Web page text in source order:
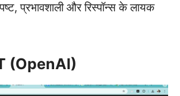
प्रभावशाली और रिस्पॉन्स के लायक
(OpenAI)